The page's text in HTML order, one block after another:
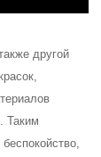
другой
Таким